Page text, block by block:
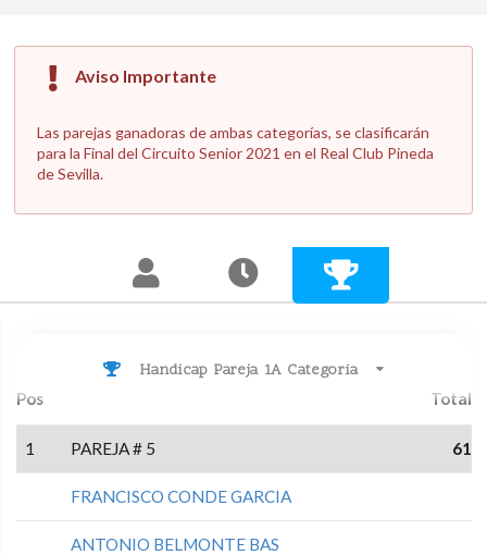
Aviso Importante
Las parejas ganadoras de ambas categorías, se clasificarán
para la Final del Circuito Senior 2021 en el Real Club Pineda
de Sevilla.
Handicap Pareja 1A Categoria
Pos Total
1 PAREJA # 5 61
FRANCISCO CONDE GARCIA
ANTONIO BELMONTE BAS